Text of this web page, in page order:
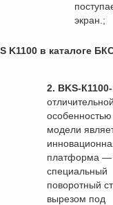
экран.;
K1100 в каталоге
2. BKS-
модели
платформа —
специальный
поворотный
вырезом под